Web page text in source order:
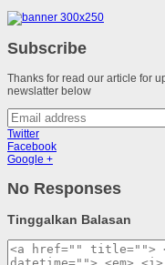
Subscribe
Thanks for read our article for
newslatter below
Twitter
Facebook
Google +
No Responses
Tinggalkan Balasan